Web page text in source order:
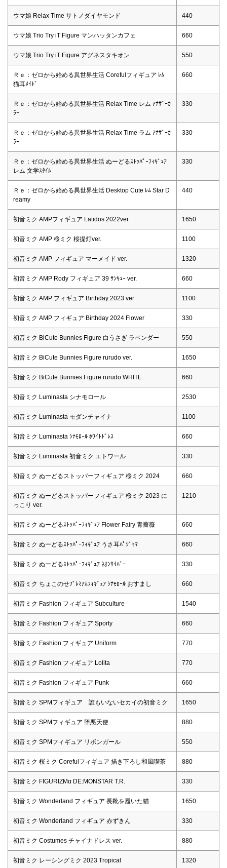
ウマ娘 Relax Time サトノダイヤモンド 440
ウマ娘 Trio Try iT Figure マンハッタンカフェ 660
ウマ娘 Trio Try iT Figure アグネスタキオン 550
Ｒｅ：ゼロから始める異世界生活 Corefulフィギュア ﾚﾑ
猫耳ﾒｲﾄﾞ
660
Ｒｅ：ゼロから始める異世界生活 Relax Time レム ｱﾅｻﾞｰｶ
ﾗｰ
330
Ｒｅ：ゼロから始める異世界生活 Relax Time ラム ｱﾅｻﾞｰｶ
ﾗｰ
330
Ｒｅ：ゼロから始める異世界生活 ぬーどるｽﾄｯﾊﾟｰﾌｨｷﾞｭｱ
レム 文学ｽﾀｲﾙ
330
Ｒｅ：ゼロから始める異世界生活 Desktop Cute ﾚﾑ Star D
reamy
440
初音ミク AMPフィギュア Latidos 2022ver. 1650
初音ミク AMP 桜ミク 桜提灯ver. 1100
初音ミク AMP フィギュア マーメイド ver. 1320
初音ミク AMP Rody フィギュア 39 ｻﾝｷｭｰ ver. 660
初音ミク AMP フィギュア Birthday 2023 ver 1100
初音ミク AMP フィギュア Birthday 2024 Flower 330
初音ミク BiCute Bunnies Figure 白うさぎ ラベンダー 550
初音ミク BiCute Bunnies Figure rurudo ver. 1650
初音ミク BiCute Bunnies Figure rurudo WHITE 660
初音ミク Luminasta シナモロール 2530
初音ミク Luminasta モダンチャイナ 1100
初音ミク Luminasta ｼﾅﾓﾛｰﾙ ﾎﾜｲﾄﾄﾞﾚｽ 660
初音ミク Luminasta 初音ミク エトワール 330
初音ミク ぬーどるストッパーフィギュア 桜ミク 2024 660
初音ミク ぬーどるストッパーフィギュア 桜ミク 2023 に
っこり ver.
1210
初音ミク ぬーどるｽﾄｯﾊﾟｰﾌｨｷﾞｭｱ Flower Fairy 青薔薇 660
初音ミク ぬーどるｽﾄｯﾊﾟｰﾌｨｷﾞｭｱ うさ耳ﾊﾟｼﾞｬﾏ 660
初音ミク ぬーどるｽﾄｯﾊﾟｰﾌｨｷﾞｭｱ ﾈｵﾝｻｲﾊﾞｰ 330
初音ミク ちょこのせﾌﾟﾚﾐｱﾑﾌｨｷﾞｭｱ ｼﾅﾓﾛｰﾙ おすまし 660
初音ミク Fashion フィギュア Subculture 1540
初音ミク Fashion フィギュア Sporty 660
初音ミク Fashion フィギュア Uniform 770
初音ミク Fashion フィギュア Lolita 770
初音ミク Fashion フィギュア Punk 660
初音ミク SPMフィギュア 誰もいないセカイの初音ミク 1650
初音ミク SPMフィギュア 堕悪天使 880
初音ミク SPMフィギュア リボンガール 550
初音ミク 桜ミク Corefulフィギュア 描き下ろし和風喫茶 880
初音ミク FIGURIZMα DE:MONSTAR T.R. 330
初音ミク Wonderland フィギュア 長靴を履いた猫 1650
初音ミク Wonderland フィギュア 赤ずきん 330
初音ミク Costumes チャイナドレス ver. 880
初音ミク レーシングミク 2023 Tropical 1320